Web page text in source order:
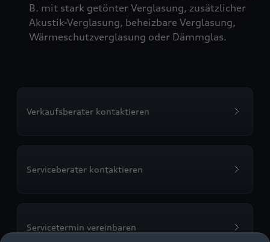
B. mit stark getönter Verglasung, zusätzlicher
Akustik-Verglasung, beheizbare Verglasung,
Wärmeschutzverglasung oder Dämmglas.
Verkaufsberater kontaktieren
Serviceberater kontaktieren
Servicetermin vereinbaren